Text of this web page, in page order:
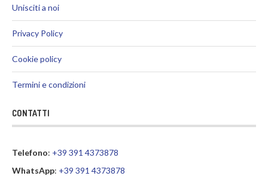
Unisciti a noi
Privacy Policy
Cookie policy
Termini e condizioni
CONTATTI
Telefono: +39 391 4373878
WhatsApp: +39 391 4373878